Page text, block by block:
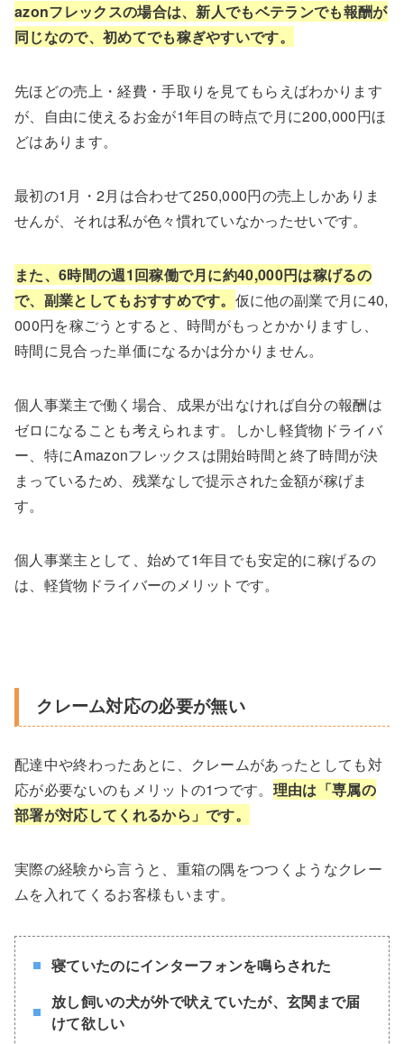
azonフレックスの場合は、新人でもベテランでも報酬が
同じなので、初めてでも稼ぎやすいです。
先ほどの売上・経費・手取りを見てもらえばわかります
が、自由に使えるお金が1年目の時点で月に200,000円ほ
どはあります。
最初の1月・2月は合わせて250,000円の売上しかありま
せんが、それは私が色々慣れていなかったせいです。
また、6時間の週1回稼働で月に約40,000円は稼げるの
で、副業としてもおすすめです。 仮に他の副業で月に40,
000円を稼ごうとすると、時間がもっとかかりますし、
時間に見合った単価になるかは分かりません。
個人事業主で働く場合、成果が出なければ自分の報酬は
ゼロになることも考えられます。しかし軽貨物ドライバ
ー、特にAmazonフレックスは開始時間と終了時間が決
まっているため、残業なしで提示された金額が稼げま
す。
個人事業主として、始めて1年目でも安定的に稼げるの
は、軽貨物ドライバーのメリットです。
クレーム対応の必要が無い
配達中や終わったあとに、クレームがあったとしても対
応が必要ないのもメリットの1つです。 理由は「専属の
部署が対応してくれるから」です。
実際の経験から言うと、重箱の隅をつつくようなクレー
ムを入れてくるお客様もいます。
寝ていたのにインターフォンを鳴らされた
放し飼いの犬が外で吠えていたが、玄関まで届
けて欲しい